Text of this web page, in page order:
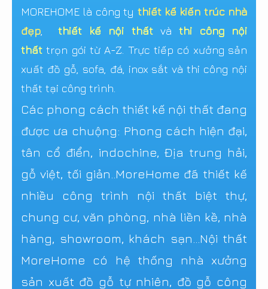
MOREHOME là công ty thiết kế kiến trúc nhà
đẹp
thiết kế nội thấtvàthi công nội
thất trọn gói từ A-Z. Trực tiếp có xưởng sản
xuất đồ gỗ, sofa, đá, inox sắt và thi công nội
thất tại công trình.
Các phong cách thiết kế nội thất đang
được ưa chuộng: Phong cách hiện đại,
tân cổ điển, indochine, Địa trung hải,
gỗ việt, tối giản..MoreHome đã thiết kế
nhiều công trình nội thất biệt thự,
chung cư, văn phòng, nhà liền kề, nhà
hàng, showroom, khách sạn...Nội thất
MoreHome có hệ thống nhà xưởng
sản xuất đồ gỗ tự nhiên, đồ gỗ công